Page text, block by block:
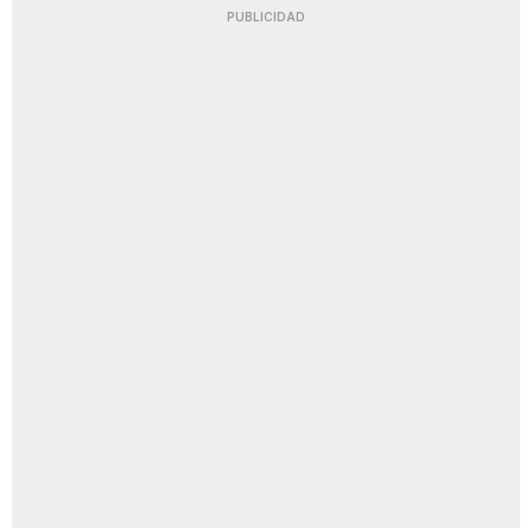
PUBLICIDAD